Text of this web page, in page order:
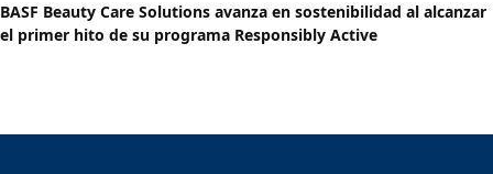
BASF Beauty Care Solutions avanza en sostenibilidad al alcanzar
el primer hito de su programa Responsibly Active